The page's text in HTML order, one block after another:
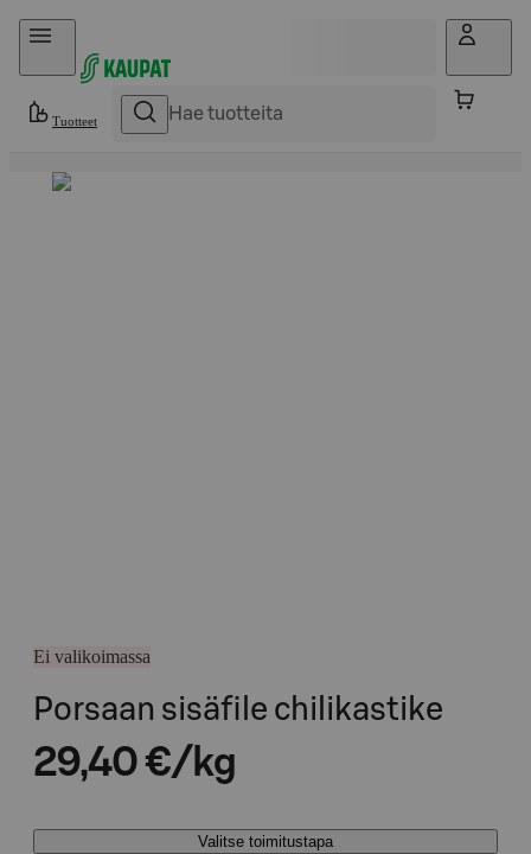
Hyppää sisältöön
Tuotteet
Ei valikoimassa
Porsaan sisäfile chilikastike
29,40 €/kg
Valitse toimitustapa